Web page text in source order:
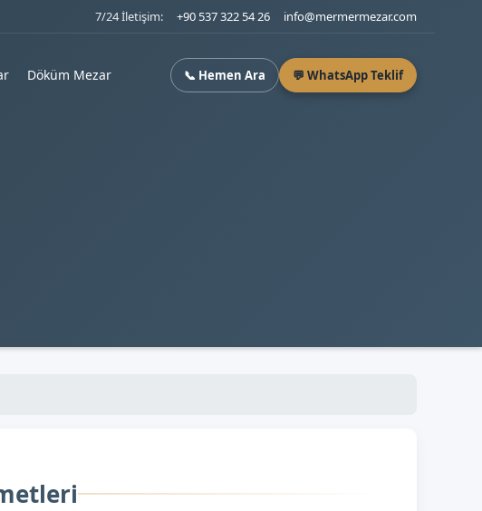
7/24 İletişim: +90 537 322 54 26 info@mermermezar.com
Döküm Mezar 📞 Hemen Ara 💬 WhatsApp Teklif